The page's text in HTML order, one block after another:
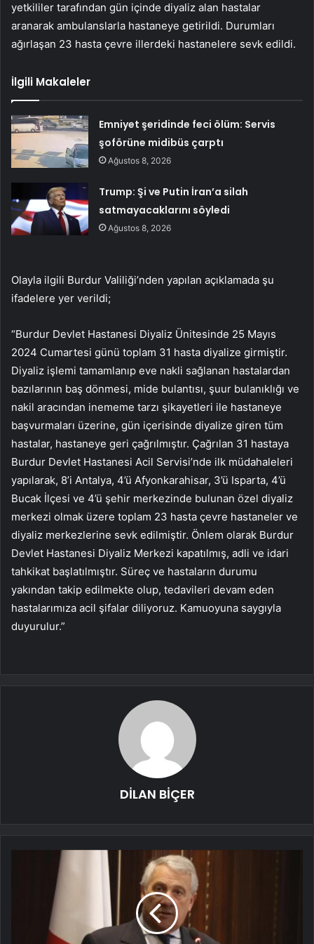
yetkililer tarafından gün içinde diyaliz alan hastalar
aranarak ambulanslarla hastaneye getirildi. Durumları
ağırlaşan 23 hasta çevre illerdeki hastanelere sevk edildi.
İlgili Makaleler
Emniyet şeridinde feci ölüm: Servis
şoförüne midibüs çarptı
Ağustos 8, 2026
Trump: Şi ve Putin İran’a silah
satmayacaklarını söyledi
Ağustos 8, 2026
Olayla ilgili Burdur Valiliği’nden yapılan açıklamada şu
ifadelere yer verildi;
“Burdur Devlet Hastanesi Diyaliz Ünitesinde 25 Mayıs
2024 Cumartesi günü toplam 31 hasta diyalize girmiştir.
Diyaliz işlemi tamamlanıp eve nakli sağlanan hastalardan
bazılarının baş dönmesi, mide bulantısı, şuur bulanıklığı ve
nakil aracından inememe tarzı şikayetleri ile hastaneye
başvurmaları üzerine, gün içerisinde diyalize giren tüm
hastalar, hastaneye geri çağrılmıştır. Çağrılan 31 hastaya
Burdur Devlet Hastanesi Acil Servisi’nde ilk müdahaleleri
yapılarak, 8’i Antalya, 4’ü Afyonkarahisar, 3’ü Isparta, 4’ü
Bucak İlçesi ve 4’ü şehir merkezinde bulunan özel diyaliz
merkezi olmak üzere toplam 23 hasta çevre hastaneler ve
diyaliz merkezlerine sevk edilmiştir. Önlem olarak Burdur
Devlet Hastanesi Diyaliz Merkezi kapatılmış, adli ve idari
tahkikat başlatılmıştır. Süreç ve hastaların durumu
yakından takip edilmekte olup, tedavileri devam eden
hastalarımıza acil şifalar diliyoruz. Kamuoyuna saygıyla
duyurulur.”
DİLAN BİÇER